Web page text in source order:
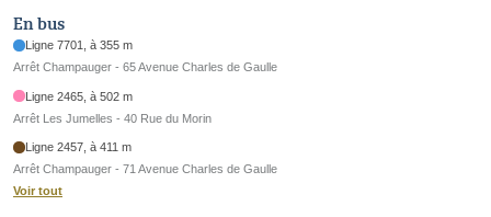
En bus
Ligne 7701, à 355 m
Arrêt Champauger - 65 Avenue Charles de Gaulle
Ligne 2465, à 502 m
Arrêt Les Jumelles - 40 Rue du Morin
Ligne 2457, à 411 m
Arrêt Champauger - 71 Avenue Charles de Gaulle
Voir tout